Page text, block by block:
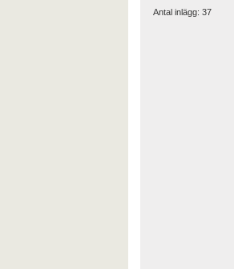
Antal inlägg: 37